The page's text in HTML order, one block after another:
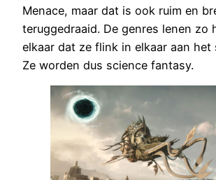
Menace, maar dat is ook ruim en
teruggedraaid. De genres lenen zo
elkaar dat ze flink in elkaar aan het
Ze worden dus science fantasy.